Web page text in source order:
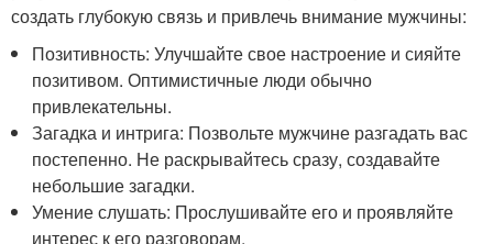
создать глубокую связь и привлечь внимание мужчины:
Позитивность: Улучшайте свое настроение и сияйте
позитивом. Оптимистичные люди обычно
привлекательны.
Загадка и интрига: Позвольте мужчине разгадать вас
постепенно. Не раскрывайтесь сразу, создавайте
небольшие загадки.
Умение слушать: Прослушивайте его и проявляйте
интерес к его разговорам.